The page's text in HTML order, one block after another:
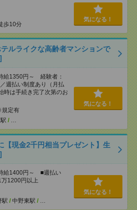
歩10分
気になる！
ルライクな高齢者マンションで
給1350円～ 経験者：
週払い制度あり（月払
時は手続き完了次第のお
定有
/ …
気になる！
【現金2千円相当プレゼント】生
給1400円～ ■週払い
1200円以上
駅 / 中野東駅 / …
気になる！